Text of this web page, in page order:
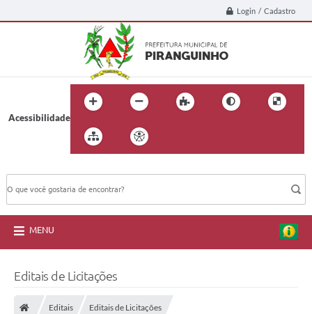
Login / Cadastro
Acessibilidade
MENU
Editais de Licitações
Editais Editais de Licitações